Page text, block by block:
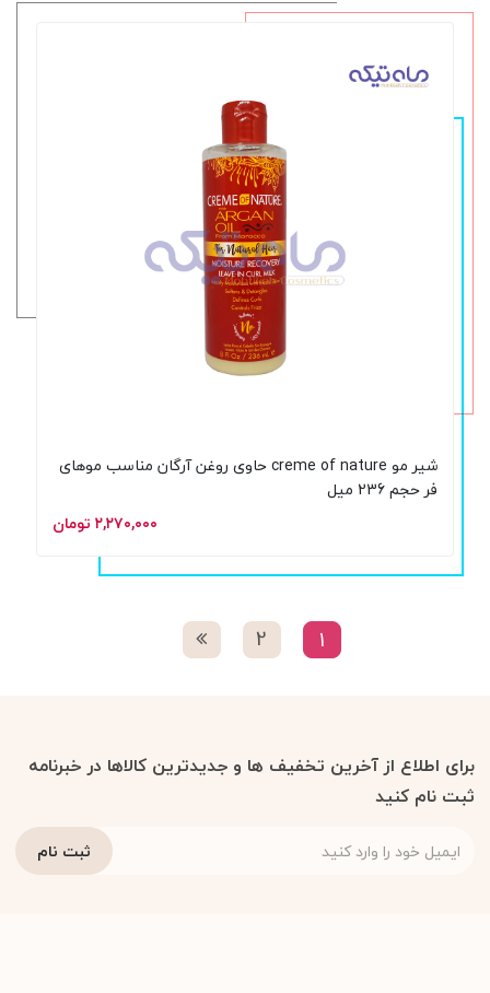
شیر مو creme of nature حاوی روغن آرگان مناسب موهای
فر حجم 236 میل
۲,۲۷۰,۰۰۰ تومان
1
2
برای اطلاع از آخرین تخفیف ها و جدیدترین کالاها در خبرنامه
ثبت نام کنید